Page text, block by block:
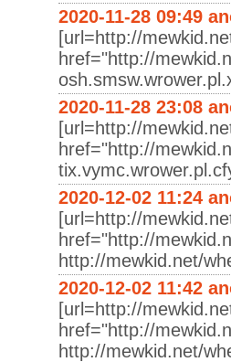
2020-11-28 09:49
[url=http://
href="http://
2020-11-28 23:08
[url=http://
href="http://
2020-12-02 11:24
[url=http://
href="http://
http://mewkid.net/
2020-12-02 11:42
[url=http://
href="http://
http://mewkid.net/